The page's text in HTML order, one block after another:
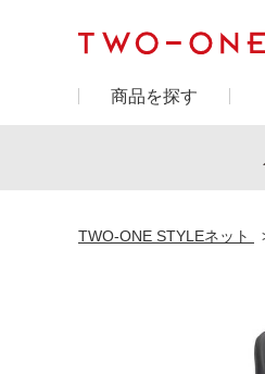
商品を探す
TWO-ONE STYLEネット